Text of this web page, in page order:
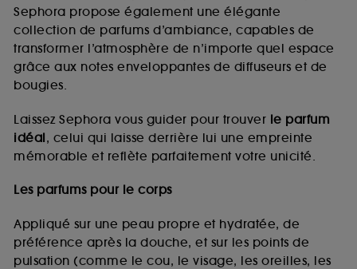
Sephora propose également une élégante
collection de parfums d’ambiance, capables de
transformer l’atmosphère de n’importe quel espace
grâce aux notes enveloppantes de diffuseurs et de
bougies.
Laissez Sephora vous guider pour trouver le parfum
idéal, celui qui laisse derrière lui une empreinte
mémorable et reflète parfaitement votre unicité.
Les parfums pour le corps
Appliqué sur une peau propre et hydratée, de
préférence après la douche, et sur les points de
pulsation (comme le cou, le visage, les oreilles, les
de vous plaire via des publicités, y compris sur des
sites tiers et sur les réseaux sociaux, sur la base
des pages que vous avez consultées, de votre
navigation, et de l'historique de vos interactions.
d’en améliorer la performance.
Cookies de sécurisation des paiements en ligne :
fraudes aux moyens de paiement et les
usurpations d’identité.
Cookies fonctionnels :il s’agit de cookies
permettant l’affichage et/ou la fourniture de
certaines fonctionnalités du site, tel que les